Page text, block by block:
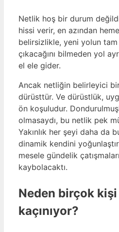
Netlik hoş bir durum
hissi verir, en azından
belirsizlikle, yeni yolun
çıkacağını bilmeden yol
el ele gider.
Ancak netliğin belirleyici bir
dürüsttür. Ve dürüstlük,
ön koşuludur.
olmasaydı, bu netlik pek
Yakınlık her şeyi daha da
dinamik kendini
mesele gündelik
kaybolacaktı.
Neden birçok kişi
kaçınıyor?